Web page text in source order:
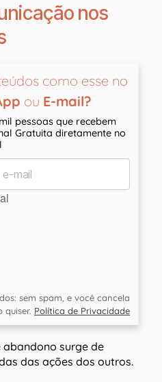
nos
como esse no
ou E-mail?
pessoas que recebem
Gratuita diretamente no
sem spam, e você cancela
quiser. Política de Privacidade
abandono surge de
das ações dos outros.